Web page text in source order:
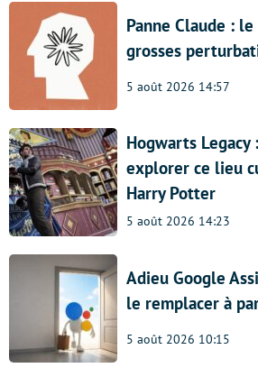
Panne Claude :
grosses
5 août 2026 14:57
Hogwarts Legacy
explorer ce lieu
Harry Potter
5 août 2026 14:23
Adieu Google
le remplacer à
5 août 2026 10:15